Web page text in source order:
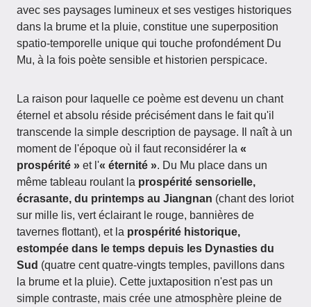
avec ses paysages lumineux et ses vestiges historiques
dans la brume et la pluie, constitue une superposition
spatio-temporelle unique qui touche profondément Du
Mu, à la fois poète sensible et historien perspicace.
La raison pour laquelle ce poème est devenu un chant
éternel et absolu réside précisément dans le fait qu'il
transcende la simple description de paysage. Il naît à un
moment de l'époque où il faut reconsidérer la «
prospérité » et l'« éternité ». Du Mu place dans un
même tableau roulant la prospérité sensorielle,
écrasante, du printemps au Jiangnan (chant des loriot
sur mille lis, vert éclairant le rouge, bannières de
tavernes flottant), et la prospérité historique,
estompée dans le temps depuis les Dynasties du
Sud (quatre cent quatre-vingts temples, pavillons dans
la brume et la pluie). Cette juxtaposition n'est pas un
simple contraste, mais crée une atmosphère pleine de